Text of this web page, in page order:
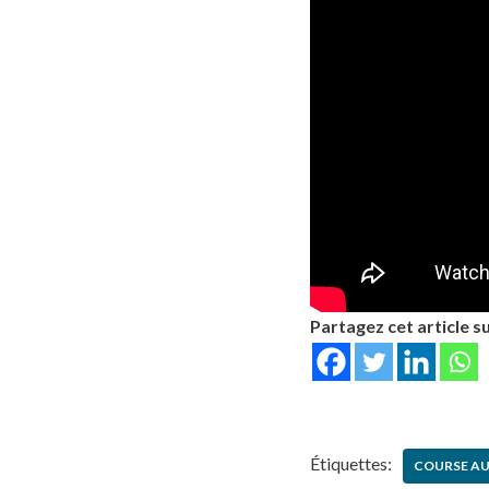
Partagez cet article
Étiquettes: COURSE